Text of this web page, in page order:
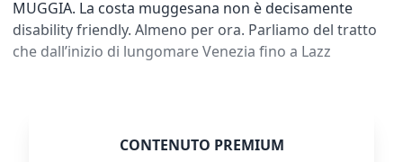
MUGGIA. La costa muggesana non è decisamente
disability friendly. Almeno per ora. Parliamo del tratto
che dall’inizio di lungomare Venezia fino a Lazz
CONTENUTO PREMIUM